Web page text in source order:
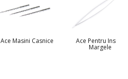
Ace Masini Casnice Ace Pentru Insirat
Margele